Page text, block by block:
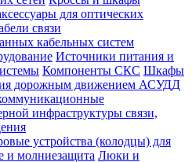
для оптических
связи
кабельных систем
Источники питания и
Компоненты СКС Шкафы
дорожным движением АСУДД
инфраструктуры связи,
устройства (колодцы) для
и молниезащита Люки и